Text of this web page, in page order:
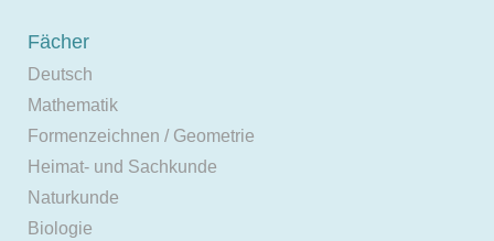
Fächer
Deutsch
Mathematik
Formenzeichnen / Geometrie
Heimat- und Sachkunde
Naturkunde
Biologie